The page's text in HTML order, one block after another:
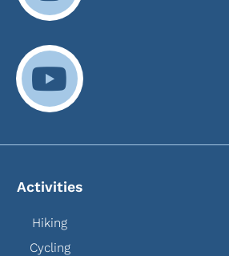
Activities
Hiking
Cycling